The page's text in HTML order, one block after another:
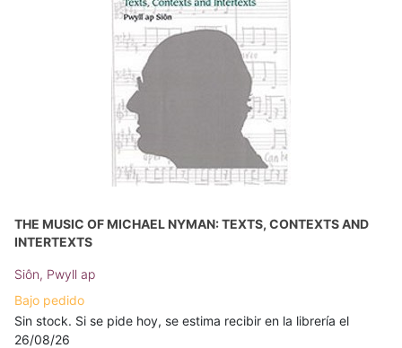
THE MUSIC OF MICHAEL NYMAN: TEXTS, CONTEXTS AND
INTERTEXTS
Siôn, Pwyll ap
Bajo pedido
Sin stock. Si se pide hoy, se estima recibir en la librería el
26/08/26